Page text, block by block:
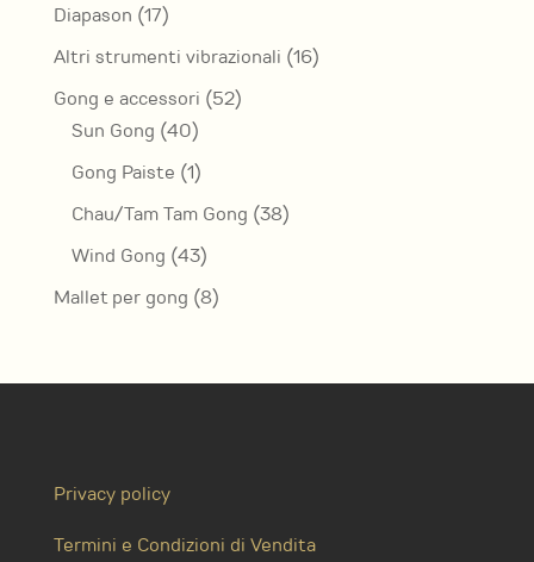
Diapason 1717
prodotti
Altri strumenti vibrazionali 1616
Gong e accessori 5252
Sun Gong 4040
prodotti
Gong Paiste 11
prodotto
Chau/Tam Tam Gong 3838
Wind Gong 4343
prodotti
Mallet per gong 88
Privacy policy
Termini e Condizioni di Vendita